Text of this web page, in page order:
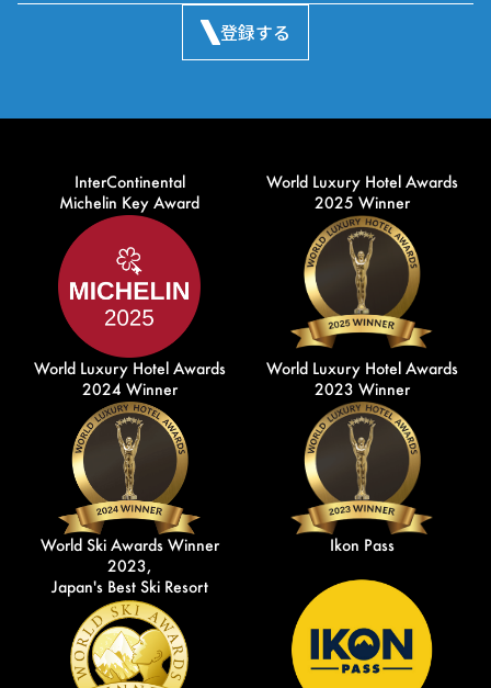
登録する
InterContinental
Michelin Key Award
World Luxury Hotel Awards
2025 Winner
World Luxury Hotel Awards
2024 Winner
World Luxury Hotel Awards
2023 Winner
World Ski Awards Winner
2023,
Japan's Best Ski Resort
Ikon Pass